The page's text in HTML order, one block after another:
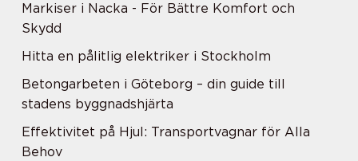
Markiser i Nacka - För Bättre Komfort och
Skydd
Hitta en pålitlig elektriker i Stockholm
Betongarbeten i Göteborg – din guide till
stadens byggnadshjärta
Effektivitet på Hjul: Transportvagnar för Alla
Behov